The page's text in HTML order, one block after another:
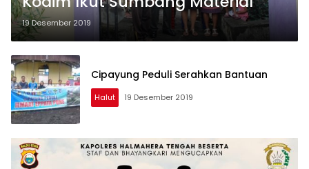
19 Desember 2019
Cipayung Peduli Serahkan Bantuan
Halut 19 Desember 2019